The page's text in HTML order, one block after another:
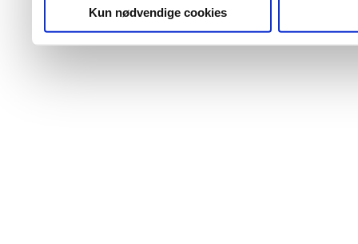
Kun nødvendige cookies